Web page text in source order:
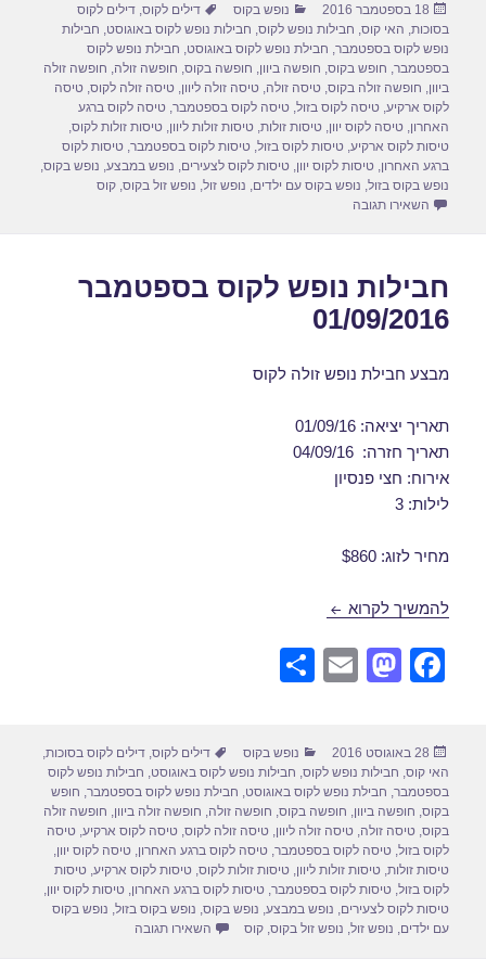
e
b
o
o
k
o
d
o
n
e
פורסם
בתאריך
18 בספטמבר 2016 קטגוריות
נופש בקוס תגיות
דילים לקוס,דילים לקוס
בסוכות, האי קוס, חבילות נופש לקוס, חבילות נופש לקוס באוגוסט, חבילות
נופש לקוס בספטמבר, חבילת נופש לקוס באוגוסט, חבילת נופש לקוס
בספטמבר, חופש בקוס, חופשה ביוון, חופשה בקוס, חופשה זולה, חופשה זולה
ביוון, חופשה זולה בקוס,טיסה זולה,טיסה זולה ליוון,טיסה זולה לקוס,טיסה
לקוס ארקיע,טיסה לקוס בזול,טיסה לקוס בספטמבר,טיסה לקוס ברגע
האחרון,טיסה לקוס יוון,טיסות זולות,טיסות זולות ליוון,טיסות זולות לקוס,
טיסות לקוס ארקיע,טיסות לקוס בזול,טיסות לקוס בספטמבר,טיסות לקוס
ברגע האחרון,טיסות לקוס יוון,טיסות לקוס לצעירים, נופש במבצע, נופש בקוס,
נופש בקוס בזול, נופש בקוס עם ילדים, נופש זול, נופש זול בקוס,קוס
השאירו תגובה
חבילות נופש לקוס בספטמבר
01/09/2016
מבצע חבילת נופש זולה לקוס
תאריך יציאה: 01/09/16
תאריך חזרה: 04/09/16
אירוח: חצי פנסיון
לילות: 3
מחיר לזוג: $860
להמשיך לקרוא חבילות נופש לקוס בספטמבר 01/09/2016
F
e
b
o
o
k
M
o
d
o
n
E
e
פורסם
בתאריך
28 באוגוסט 2016 קטגוריות
נופש בקוס תגיות
דילים לקוס,דילים לקוס בסוכות,
האי קוס, חבילות נופש לקוס, חבילות נופש לקוס באוגוסט, חבילות נופש לקוס
בספטמבר, חבילת נופש לקוס באוגוסט, חבילת נופש לקוס בספטמבר, חופש
בקוס, חופשה ביוון, חופשה בקוס, חופשה זולה, חופשה זולה ביוון, חופשה זולה
בקוס,טיסה זולה,טיסה זולה ליוון,טיסה זולה לקוס,טיסה לקוס ארקיע,טיסה
לקוס בזול,טיסה לקוס בספטמבר,טיסה לקוס ברגע האחרון,טיסה לקוס יוון,
טיסות זולות,טיסות זולות ליוון,טיסות זולות לקוס,טיסות לקוס ארקיע,טיסות
לקוס בזול,טיסות לקוס בספטמבר,טיסות לקוס ברגע האחרון,טיסות לקוס יוון,
טיסות לקוס לצעירים, נופש במבצע, נופש בקוס, נופש בקוס בזול, נופש בקוס
עם ילדים, נופש זול, נופש זול בקוס,קוס השאירו תגובה